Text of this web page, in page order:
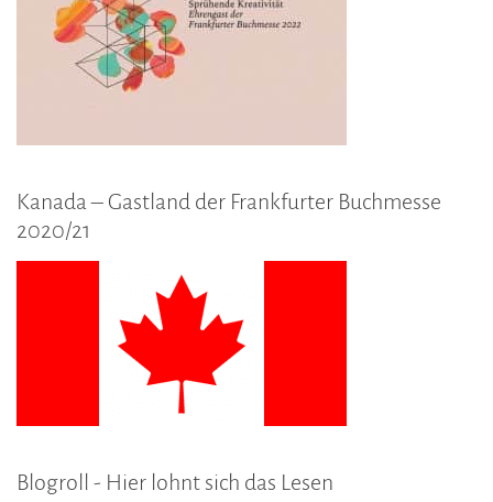
Kanada – Gastland der Frankfurter Buchmesse
2020/21
Blogroll - Hier lohnt sich das Lesen